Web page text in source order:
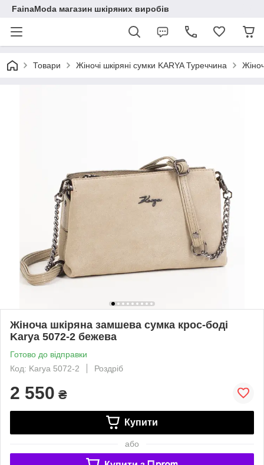
FainaModa магазин шкіряних виробів
Товари Жіночі шкіряні сумки KARYA Туреччина
Жіноча шкіряна замшева сумка крос-боді
Karya 5072-2 бежева
Готово до відправки
Код: Karya 5072-2
Роздріб
2 550 ₴
Купити
або